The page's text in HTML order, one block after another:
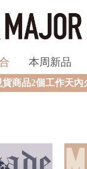
本周新品
2個工作天內火速